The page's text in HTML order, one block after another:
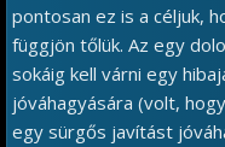
pontosan ez is a céljuk,
függjön tőlük. Az egy
sokáig kell várni egy
jóváhagyására (volt,
egy sürgős javítást